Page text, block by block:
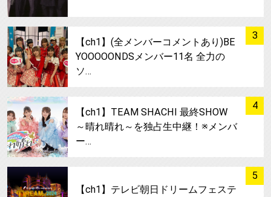
3
サムネイル
【ch1】(全メンバーコメントあり)BE
YOOOOONDSメンバー11名 全力の
ソ…
4
【ch1】TEAM SHACHI 最終SHOW
～晴れ晴れ～を独占生中継！※メンバ
ー…
5
【ch1】テレビ朝日ドリームフェステ